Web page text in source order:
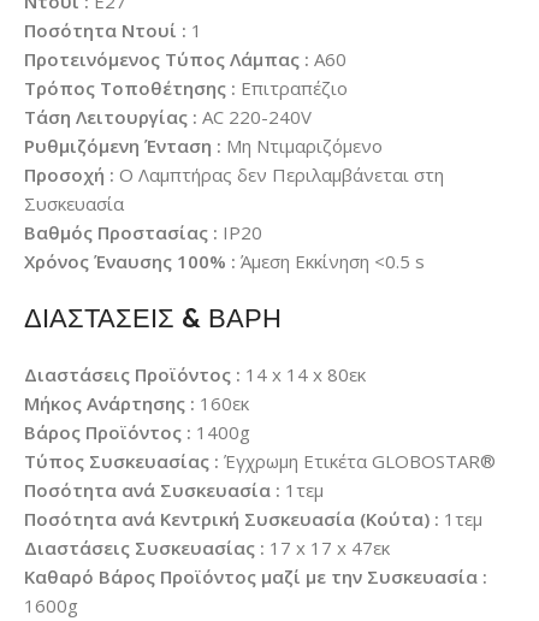
Ποσότητα Ντουί : 1
Προτεινόμενος Τύπος Λάμπας : A60
Τρόπος Τοποθέτησης : Επιτραπέζιο
Τάση Λειτουργίας : AC 220-240V
Ρυθμιζόμενη Ένταση : Μη Ντιμαριζόμενο
Προσοχή : Ο Λαμπτήρας δεν Περιλαμβάνεται στη
Συσκευασία
Βαθμός Προστασίας : IP20
Χρόνος Έναυσης 100% : Άμεση Εκκίνηση <0.5 s
ΔΙΑΣΤΑΣΕΙΣ & ΒΑΡΗ
Διαστάσεις Προϊόντος : 14 x 14 x 80εκ
Μήκος Ανάρτησης : 160εκ
Βάρος Προϊόντος : 1400g
Τύπος Συσκευασίας : Έγχρωμη Ετικέτα GLOBOSTAR®
Ποσότητα ανά Συσκευασία : 1τεμ
Ποσότητα ανά Κεντρική Συσκευασία (Κούτα) : 1τεμ
Διαστάσεις Συσκευασίας : 17 x 17 x 47εκ
Καθαρό Βάρος Προϊόντος μαζί με την Συσκευασία :
1600g